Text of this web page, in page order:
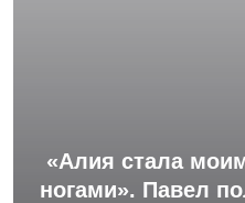
«Алия стала
ногами». Павел